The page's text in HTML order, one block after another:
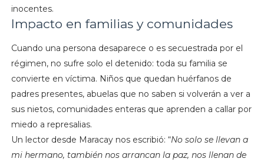
inocentes.
Impacto en familias y comunidades
Cuando una persona desaparece o es secuestrada por el
régimen, no sufre solo el detenido: toda su familia se
convierte en víctima. Niños que quedan huérfanos de
padres presentes, abuelas que no saben si volverán a ver a
sus nietos, comunidades enteras que aprenden a callar por
miedo a represalias.
Un lector desde Maracay nos escribió: “No solo se llevan a
mi hermano, también nos arrancan la paz, nos llenan de